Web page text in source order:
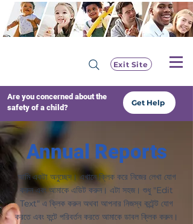
Exit Site
Are you concerned about the
safety of a child?
Get Help
Annual Reports
আমি একটা অনুচ্ছেদ। এখানে ক্লিক করে নিজের লেখা যোগ
করুন এবং আমাকে এডিট করুন। এটা সহজ। শুধু "Edit
Text" এ ক্লিক করুন অথবা আপনার নিজস্ব কন্টেন্ট যোগ
করতে এবং ফন্টে পরিবর্তন করতে আমাকে ডাবল ক্লিক করুন।